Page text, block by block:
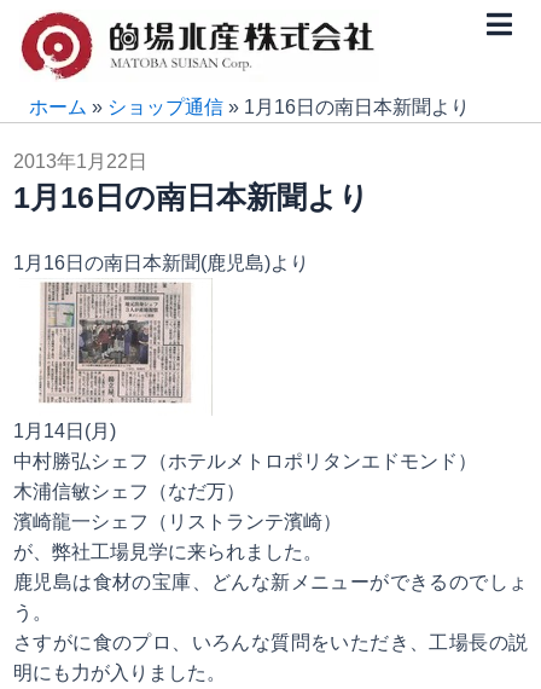
ッ
プ
ホーム » ショップ通信 » 1月16日の南日本新聞より
2013年1月22日
1月16日の南日本新聞より
1月16日の南日本新聞(鹿児島)より
1月14日(月)
中村勝弘シェフ（ホテルメトロポリタンエドモンド）
木浦信敏シェフ（なだ万）
濱崎龍一シェフ（リストランテ濱崎）
が、弊社工場見学に来られました。
鹿児島は食材の宝庫、どんな新メニューができるのでしょ
う。
さすがに食のプロ、いろんな質問をいただき、工場長の説
明にも力が入りました。